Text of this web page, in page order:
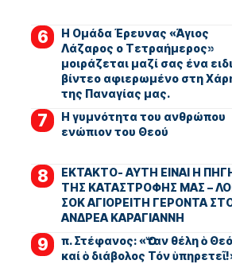
Η Ομάδα Έρευνας «Άγιος
Λάζαρος ο Τετραήμερος»
μοιράζεται μαζί σας ένα
βίντεο αφιερωμένο στη
της Παναγίας μας.
Η γυμνότητα του ανθρώπου
ενώπιον του Θεού
ΕΚΤΑΚΤΟ- ΑΥΤΗ ΕΙΝΑΙ Η
ΤΗΣ ΚΑΤΑΣΤΡΟΦΗΣ ΜΑΣ –
ΣΟΚ ΑΓΙΟΡΕΙΤΗ ΓΕΡΟΝΤΑ
ΑΝΔΡΕΑ ΚΑΡΑΓΙΑΝΝΗ
π. Στέφανος: «Ὅταν θέλη ὁ
καί ὁ διάβολος Τόν